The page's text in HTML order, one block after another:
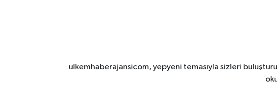
ulkemhaberajansicom, yepyeni temasıyla sizleri